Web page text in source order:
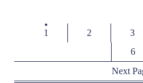
1 2 3
6
Next